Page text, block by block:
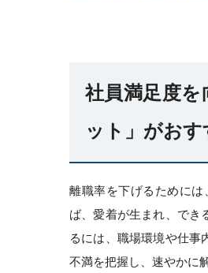
社員満足度
ット」がおす
離職率を下げるために
ば、愛着が生まれ、でき
るには、職場環境や仕事
不満を把握し、速やかに